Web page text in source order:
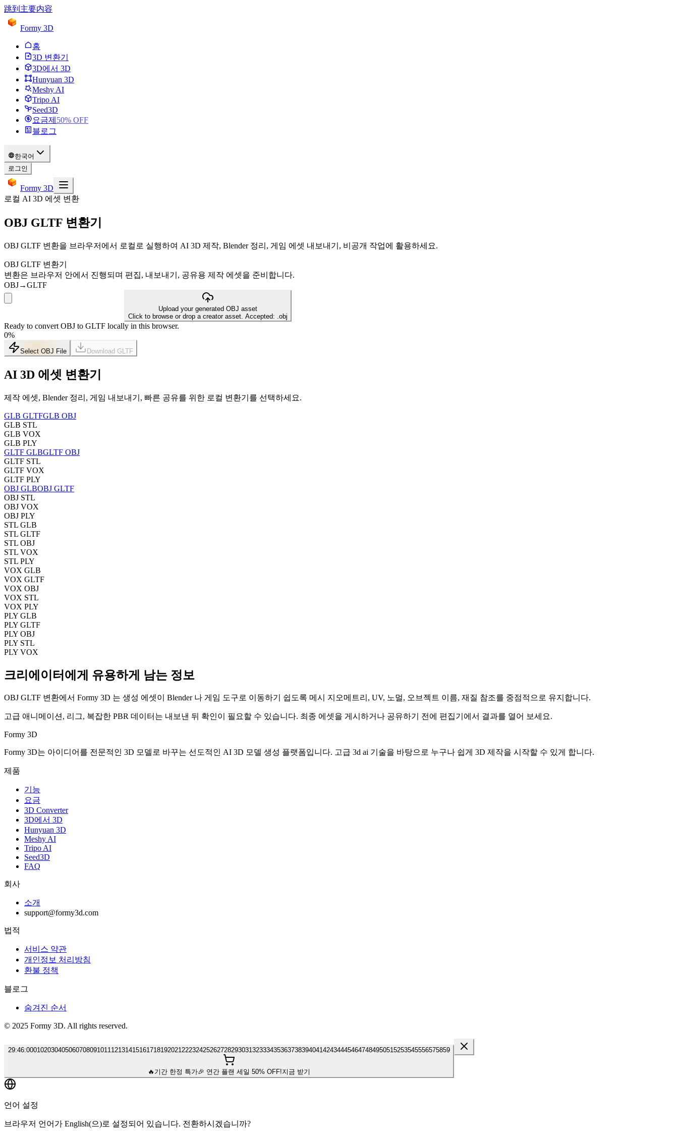
跳到主要内容
Formy 3D
홈
3D 변환기
3D에서 3D
Hunyuan 3D
Meshy AI
Tripo AI
Seed3D
요금제 50% OFF
블로그
한국어
로그인
Formy 3D
로컬 AI 3D 에셋 변환
OBJ GLTF 변환기
OBJ GLTF 변환을 브라우저에서 로컬로 실행하여 AI 3D 제작, Blender 정리, 게임 에셋 내보내기, 비공개 작업에 활용하세요.
OBJ GLTF 변환기
변환은 브라우저 안에서 진행되며 편집, 내보내기, 공유용 제작 에셋을 준비합니다.
OBJ→GLTF
Upload your generated OBJ asset
Click to browse or drop a creator asset. Accepted: .obj
Ready to convert OBJ to GLTF locally in this browser.
0%
Select OBJ File Download GLTF
AI 3D 에셋 변환기
제작 에셋, Blender 정리, 게임 내보내기, 빠른 공유를 위한 로컬 변환기를 선택하세요.
GLB GLTFGLB OBJ
GLB STL
GLB VOX
GLB PLY
GLTF GLBGLTF OBJ
GLTF STL
GLTF VOX
GLTF PLY
OBJ GLBOBJ GLTF
OBJ STL
OBJ VOX
OBJ PLY
STL GLB
STL GLTF
STL OBJ
STL VOX
STL PLY
VOX GLB
VOX GLTF
VOX OBJ
VOX STL
VOX PLY
PLY GLB
PLY GLTF
PLY OBJ
PLY STL
PLY VOX
크리에이터에게 유용하게 남는 정보
OBJ GLTF 변환에서 Formy 3D 는 생성 에셋이 Blender 나 게임 도구로 이동하기 쉽도록 메시 지오메트리, UV, 노멀, 오브젝트 이름, 재질 참조를 중점적으로 유지합니다.
고급 애니메이션, 리그, 복잡한 PBR 데이터는 내보낸 뒤 확인이 필요할 수 있습니다. 최종 에셋을 게시하거나 공유하기 전에 편집기에서 결과를 열어 보세요.
Formy 3D
Formy 3D는 아이디어를 전문적인 3D 모델로 바꾸는 선도적인 AI 3D 모델 생성 플랫폼입니다. 고급 3d ai 기술을 바탕으로 누구나 쉽게 3D 제작을 시작할 수 있게 합니다.
제품
기능
요금
3D Converter
3D에서 3D
Hunyuan 3D
Meshy AI
Tripo AI
Seed3D
FAQ
회사
소개
support@formy3d.com
법적
서비스 약관
개인정보 처리방침
환불 정책
블로그
숨겨진 순서
© 2025 Formy 3D. All rights reserved.
29:45:000102030405060708091011121314151617181920212223242526272829303132333435363738394041424344454647484950515253545556575859
🔥 기간 한정 특가🎉 연간 플랜 세일 50% OFF!지금 받기
언어 설정
브라우저 언어가 English(으)로 설정되어 있습니다. 전환하시겠습니까?